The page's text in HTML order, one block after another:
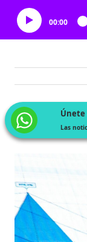
00:00
Únete
Las